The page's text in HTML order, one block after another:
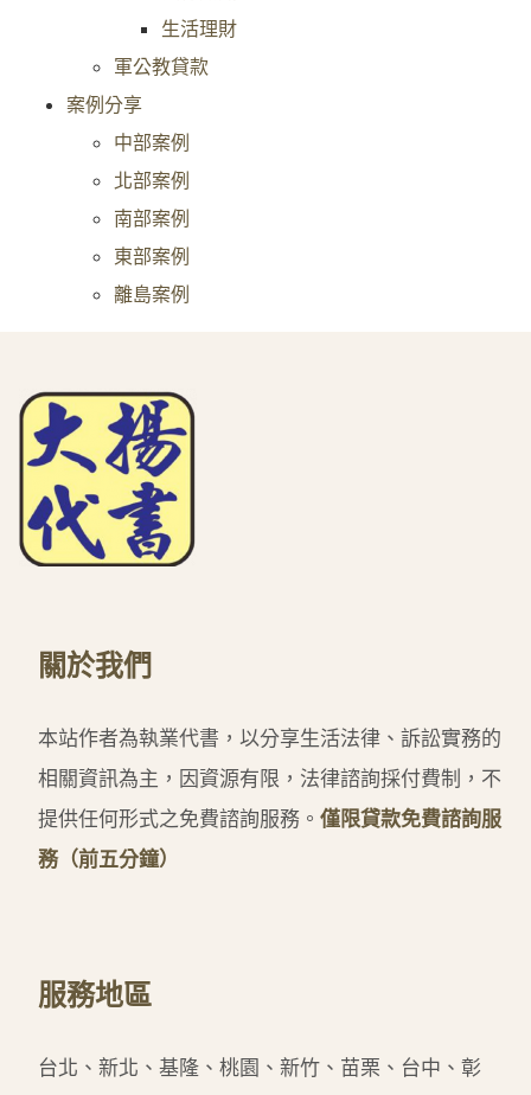
生活理財
軍公教貸款
案例分享
中部案例
北部案例
南部案例
東部案例
離島案例
關於我們
本站作者為執業代書，以分享生活法律、訴訟實務的
相關資訊為主，因資源有限，法律諮詢採付費制，不
提供任何形式之免費諮詢服務。 僅限貸款免費諮詢服
務（前五分鐘）
服務地區
台北、新北、基隆、桃園、新竹、苗栗、台中、彰